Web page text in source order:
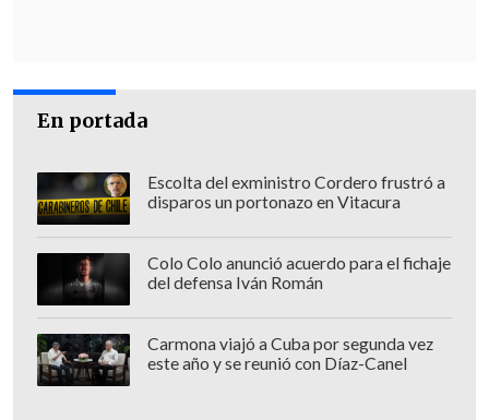
En portada
Escolta del exministro Cordero frustró a
disparos un portonazo en Vitacura
Colo Colo anunció acuerdo para el fichaje
del defensa Iván Román
Carmona viajó a Cuba por segunda vez
este año y se reunió con Díaz-Canel